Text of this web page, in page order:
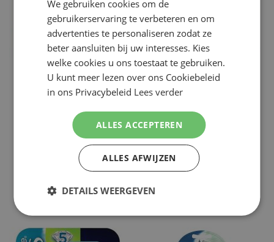
GILLETTE VENUS EXTRA SMOOTH
Incl. Btw
)
Niet op voorraad
GILLETTE
SMOOTH 16 SCHEERMESJES
NU:Special
Price
€ 44,95 Incl. Btw
( ADVIESPRIJS€ 79,96
Niet op voorraad
We gebruiken cookies om de
gebruikerservaring te verbeteren en om
advertenties te personaliseren zodat ze
beter aansluiten bij uw interesses. Kies
welke cookies u ons toestaat te gebruiken.
U kunt meer lezen over ons Cookiebeleid
in ons Privacybeleid Lees verder
ALLES ACCEPTEREN
ALLES AFWIJZEN
DETAILS WEERGEVEN